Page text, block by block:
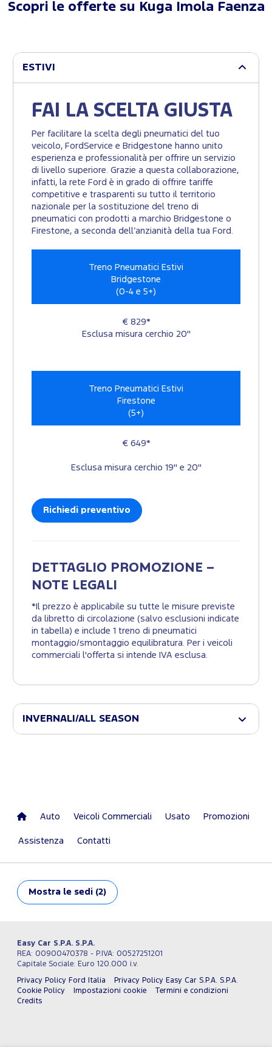
Scopri le offerte su Kuga Imola Faenza
ESTIVI
FAI LA SCELTA GIUSTA
Per facilitare la scelta degli pneumatici del tuo
veicolo, FordService e Bridgestone hanno unito
esperienza e professionalità per offrire un servizio
di livello superiore. Grazie a questa collaborazione,
infatti, la rete Ford è in grado di offrire tariffe
competitive e trasparenti su tutto il territorio
nazionale per la sostituzione del treno di
pneumatici con prodotti a marchio Bridgestone o
Firestone, a seconda dell’anzianità della tua Ford.
Treno Pneumatici Estivi
Bridgestone
(0-4 e 5+)
€ 829*
Esclusa misura cerchio 20"
Treno Pneumatici Estivi
Firestone
(5+)
€ 649*
Esclusa misura cerchio 19" e 20"
Richiedi preventivo
DETTAGLIO PROMOZIONE –
NOTE LEGALI
*Il prezzo è applicabile su tutte le misure previste
da libretto di circolazione (salvo esclusioni indicate
in tabella) e include 1 treno di pneumatici
montaggio/smontaggio equilibratura. Per i veicoli
commerciali l'offerta si intende IVA esclusa.
INVERNALI/ALL SEASON
Auto Veicoli Commerciali Usato Promozioni
Assistenza Contatti
Mostra le sedi (2)
Easy Car S.P.A. S.P.A.
REA: 00900470378 - P.IVA: 00527251201
Capitale Sociale: Euro 120.000 i.v.
Privacy Policy Ford Italia
Privacy Policy Easy Car S.P.A. S.P.A.
Cookie Policy
Impostazioni cookie
Termini e condizioni
Credits